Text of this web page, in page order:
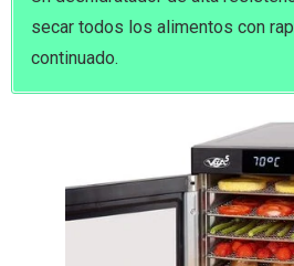
secar todos los alimentos con
continuado.